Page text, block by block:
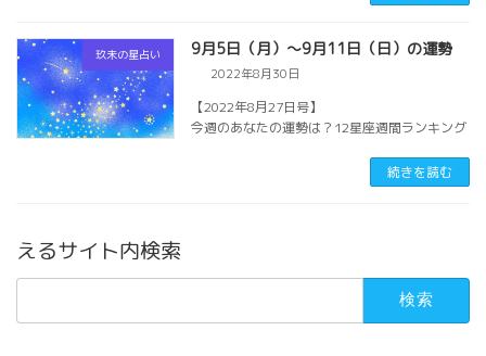
玖未の星占い 9月5日（月）〜9月11日（日）の運勢
2022年8月30日
【2022年8月27日号】
今週のあなたの運勢は？12星座週間ランキング
続きを読む
えるサイト内検索
検